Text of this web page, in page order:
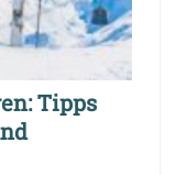
Tipps